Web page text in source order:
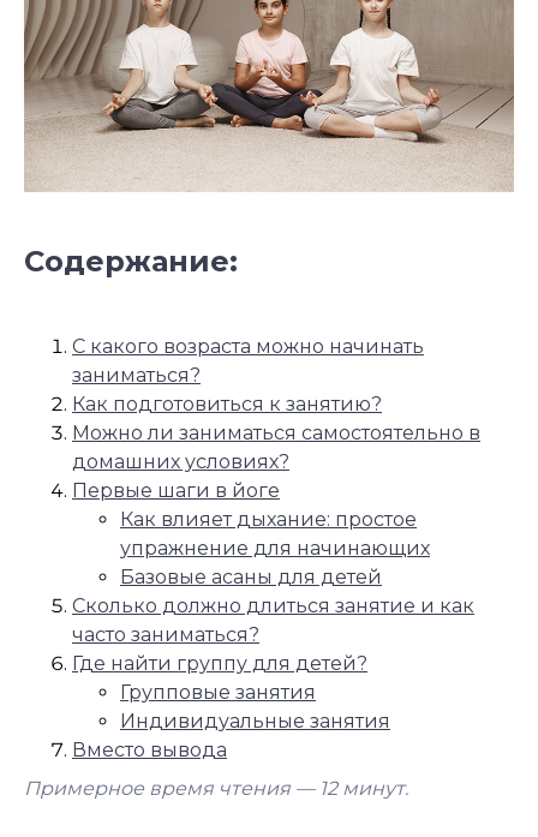
Содержание:
С какого возраста можно начинать
заниматься?
Как подготовиться к занятию?
Можно ли заниматься самостоятельно в
домашних условиях?
Первые шаги в йоге
Как влияет дыхание: простое
упражнение для начинающих
Базовые асаны для детей
Сколько должно длиться занятие и как
часто заниматься?
Где найти группу для детей?
Групповые занятия
Индивидуальные занятия
Вместо вывода
Примерное время чтения — 12 минут.